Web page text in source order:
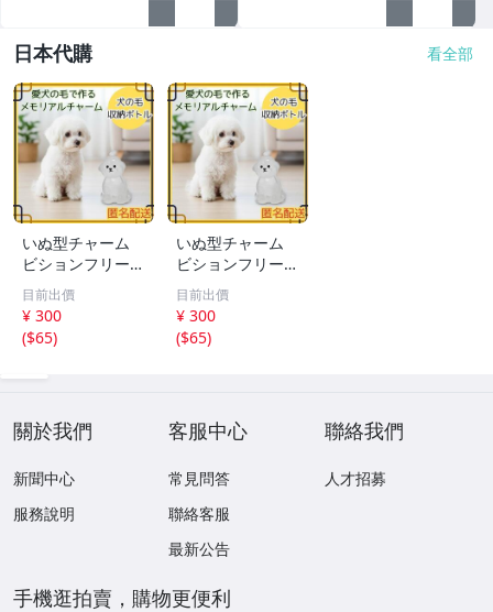
日本代購 看全部
いぬ型チャーム
ビションフリーゼ
アクセサリー キ
ーホルダー ペア
思い出
目前出價
¥ 300
($65)
いぬ型チャーム
ビションフリーゼ
アクセサリー キ
ーホルダー ペア
思い出
目前出價
¥ 300
($65)
關於我們
新聞中心
服務說明
客服中心
常見問答
聯絡客服
最新公告
聯絡我們
人才招募
手機逛拍賣，購物更便利